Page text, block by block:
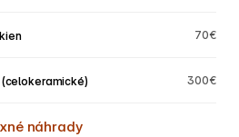
náhrady
70€
300€